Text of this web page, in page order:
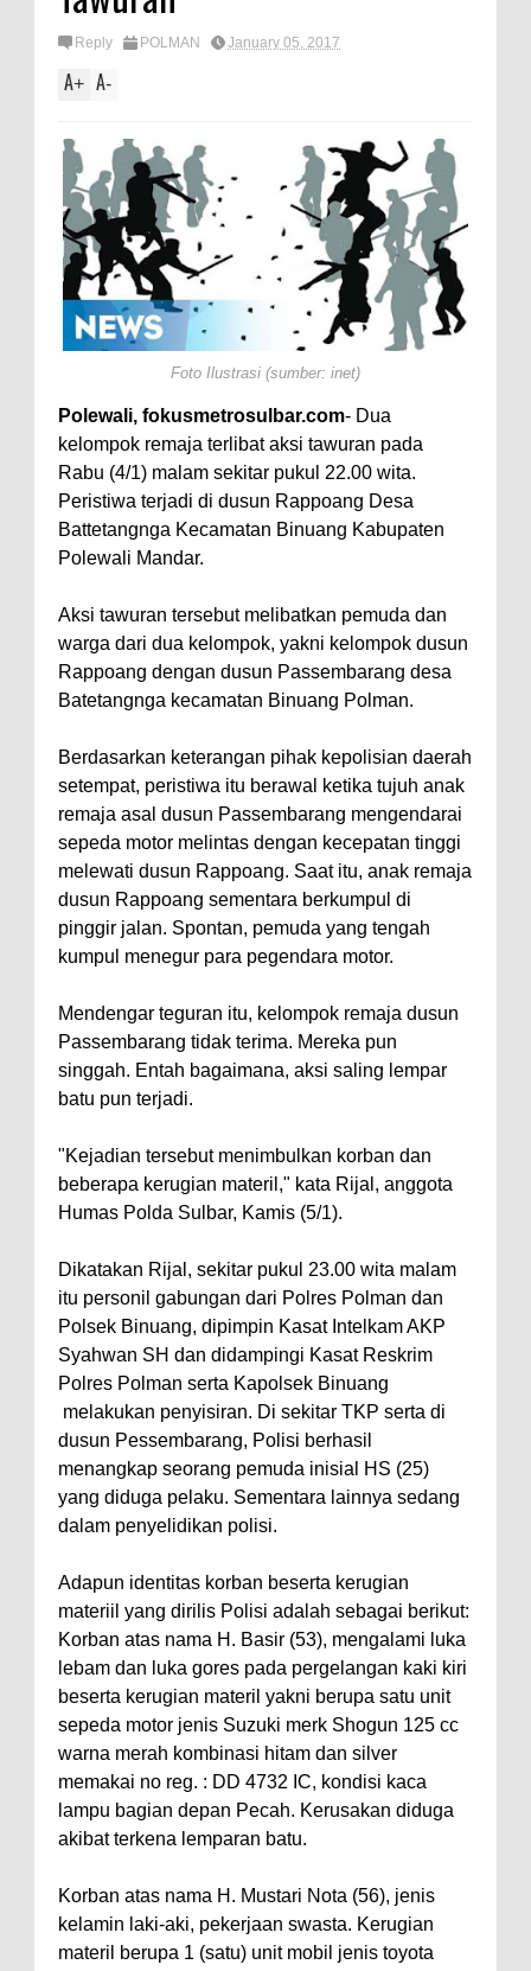
Reply POLMAN January 05, 2017
A+ A-
Foto Ilustrasi (sumber: inet)
Polewali, fokusmetrosulbar.com- Dua
kelompok remaja terlibat aksi tawuran pada
Rabu (4/1) malam sekitar pukul 22.00 wita.
Peristiwa terjadi di dusun Rappoang Desa
Battetangnga Kecamatan Binuang Kabupaten
Polewali Mandar.
Aksi tawuran tersebut melibatkan pemuda dan
warga dari dua kelompok, yakni kelompok dusun
Rappoang dengan dusun Passembarang desa
Batetangnga kecamatan Binuang Polman.
Berdasarkan keterangan pihak kepolisian daerah
setempat, peristiwa itu berawal ketika tujuh anak
remaja asal dusun Passembarang mengendarai
sepeda motor melintas dengan kecepatan tinggi
melewati dusun Rappoang. Saat itu, anak remaja
dusun Rappoang sementara berkumpul di
pinggir jalan. Spontan, pemuda yang tengah
kumpul menegur para pegendara motor.
Mendengar teguran itu, kelompok remaja dusun
Passembarang tidak terima. Mereka pun
singgah. Entah bagaimana, aksi saling lempar
batu pun terjadi.
"Kejadian tersebut menimbulkan korban dan
beberapa kerugian materil," kata Rijal, anggota
Humas Polda Sulbar, Kamis (5/1).
Dikatakan Rijal, sekitar pukul 23.00 wita malam
itu personil gabungan dari Polres Polman dan
Polsek Binuang, dipimpin Kasat Intelkam AKP
Syahwan SH dan didampingi Kasat Reskrim
Polres Polman serta Kapolsek Binuang
melakukan penyisiran. Di sekitar TKP serta di
dusun Pessembarang, Polisi berhasil
menangkap seorang pemuda inisial HS (25)
yang diduga pelaku. Sementara lainnya sedang
dalam penyelidikan polisi.
Adapun identitas korban beserta kerugian
materiil yang dirilis Polisi adalah sebagai berikut:
Korban atas nama H. Basir (53), mengalami luka
lebam dan luka gores pada pergelangan kaki kiri
beserta kerugian materil yakni berupa satu unit
sepeda motor jenis Suzuki merk Shogun 125 cc
warna merah kombinasi hitam dan silver
memakai no reg. : DD 4732 IC, kondisi kaca
lampu bagian depan Pecah. Kerusakan diduga
akibat terkena lemparan batu.
Korban atas nama H. Mustari Nota (56), jenis
kelamin laki-aki, pekerjaan swasta. Kerugian
materil berupa 1 (satu) unit mobil jenis toyota